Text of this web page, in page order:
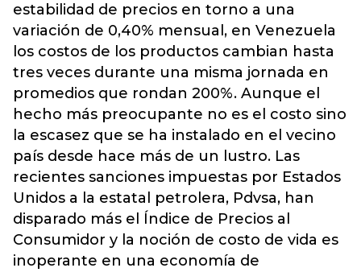
estabilidad de precios en torno a una
variación de 0,40% mensual, en Venezuela
los costos de los productos cambian hasta
tres veces durante una misma jornada en
promedios que rondan 200%. Aunque el
hecho más preocupante no es el costo sino
la escasez que se ha instalado en el vecino
país desde hace más de un lustro. Las
recientes sanciones impuestas por Estados
Unidos a la estatal petrolera, Pdvsa, han
disparado más el Índice de Precios al
Consumidor y la noción de costo de vida es
inoperante en una economía de